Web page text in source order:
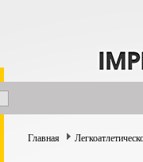
Главная